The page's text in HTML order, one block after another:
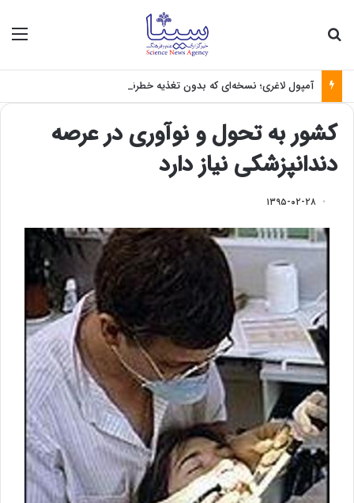
آمپول لاغری؛ نسخه‌ای که بدون تغذیه خطرناک می‌شود
کشور به تحول و نوآوری در عرصه
دندانپزشکی نیاز دارد
۱۳۹۵-۰۲-۲۸